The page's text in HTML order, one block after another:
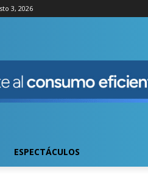
3, 2026
ESPECTÁCULOS